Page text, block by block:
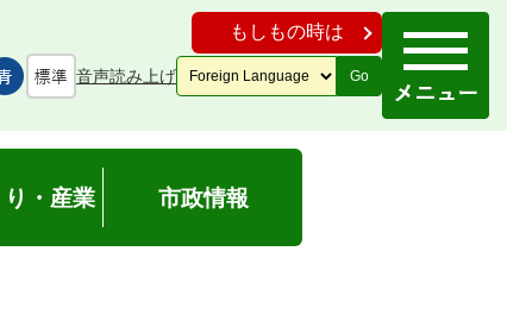
もしもの時は
音声読み上げ Go
り・産業 市政情報